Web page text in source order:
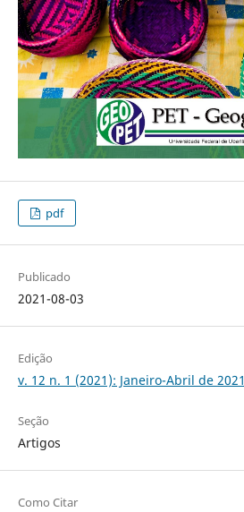
pdf
Publicado
2021-08-03
Edição
v. 12 n. 1 (2021): Janeiro-Abril de 2021
Seção
Artigos
Como Citar